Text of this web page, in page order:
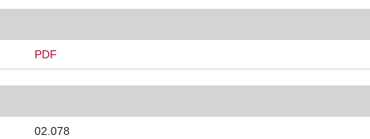
PDF
02.078